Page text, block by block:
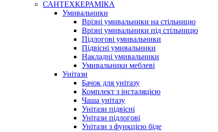
САНТЕХКЕРАМІКА
Умивальники
Врізні умивальники на стільницю
Врізні умивальники під стільницю
Підлогові умивальники
Підвісні умивальники
Накладні умивальники
Умивальники меблеві
Унітази
Бачок для унітазу
Комплект з інсталяцією
Чаша унітазу
Унітази підвісні
Унітази підлогові
Унітази з функцією біде